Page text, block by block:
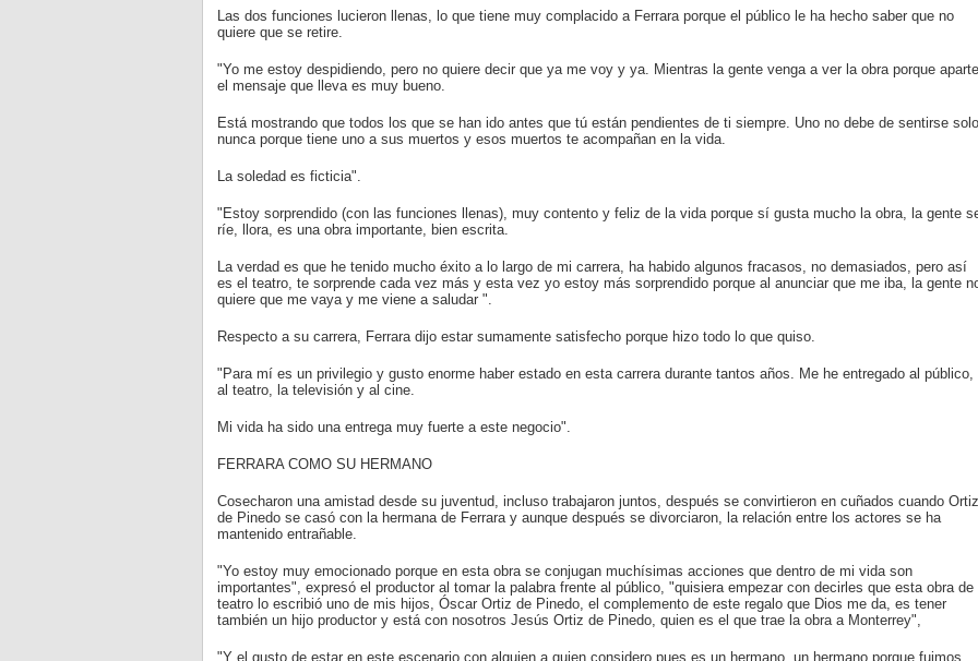
Las dos funciones lucieron llenas, lo que tiene muy complacido a Ferrara porque el público le ha hecho saber que no
quiere que se retire.
"Yo me estoy despidiendo, pero no quiere decir que ya me voy y ya. Mientras la gente venga a ver la obra porque aparte
el mensaje que lleva es muy bueno.
Está mostrando que todos los que se han ido antes que tú están pendientes de ti siempre. Uno no debe de sentirse solo
nunca porque tiene uno a sus muertos y esos muertos te acompañan en la vida.
La soledad es ficticia".
"Estoy sorprendido (con las funciones llenas), muy contento y feliz de la vida porque sí gusta mucho la obra, la gente
ríe, llora, es una obra importante, bien escrita.
La verdad es que he tenido mucho éxito a lo largo de mi carrera, ha habido algunos fracasos, no demasiados, pero así
es el teatro, te sorprende cada vez más y esta vez yo estoy más sorprendido porque al anunciar que me iba, la gente
quiere que me vaya y me viene a saludar ".
Respecto a su carrera, Ferrara dijo estar sumamente satisfecho porque hizo todo lo que quiso.
"Para mí es un privilegio y gusto enorme haber estado en esta carrera durante tantos años. Me he entregado al público,
al teatro, la televisión y al cine.
Mi vida ha sido una entrega muy fuerte a este negocio".
FERRARA COMO SU HERMANO
Cosecharon una amistad desde su juventud, incluso trabajaron juntos, después se convirtieron en cuñados cuando Ortiz
de Pinedo se casó con la hermana de Ferrara y aunque después se divorciaron, la relación entre los actores se ha
mantenido entrañable.
"Yo estoy muy emocionado porque en esta obra se conjugan muchísimas acciones que dentro de mi vida son
importantes", expresó el productor al tomar la palabra frente al público, "quisiera empezar con decirles que esta obra de
teatro lo escribió uno de mis hijos, Óscar Ortiz de Pinedo, el complemento de este regalo que Dios me da, es tener
también un hijo productor y está con nosotros Jesús Ortiz de Pinedo, quien es el que trae la obra a Monterrey",
"Y el gusto de estar en este escenario con alguien a quien considero pues es un hermano, un hermano porque fuimos